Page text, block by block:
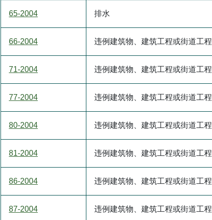
65-2004 排水
66-2004 违例建筑物、建筑工程或街道工程
71-2004 违例建筑物、建筑工程或街道工程
77-2004 违例建筑物、建筑工程或街道工程
80-2004 违例建筑物、建筑工程或街道工程
81-2004 违例建筑物、建筑工程或街道工程
86-2004 违例建筑物、建筑工程或街道工程
87-2004 违例建筑物、建筑工程或街道工程